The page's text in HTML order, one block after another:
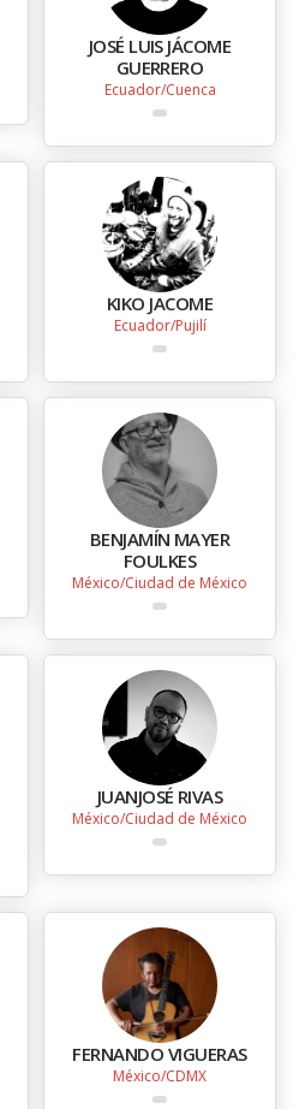
JOSÉ LUIS JÁCOME
GUERRERO
Ecuador Cuenca
KIKO JACOME
Ecuador Pujilí
BENJAMÍN MAYER
FOULKES
México Ciudad de México
JUANJOSÉ RIVAS
México Ciudad de México
FERNANDO VIGUERAS
México CDMX